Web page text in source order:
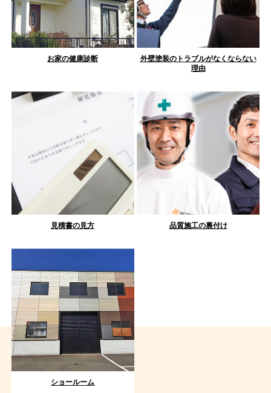
お家の健康診断
外壁塗装のトラブルがなくならない
理由
見積書の見方 品質施工の裏付け
ショールーム